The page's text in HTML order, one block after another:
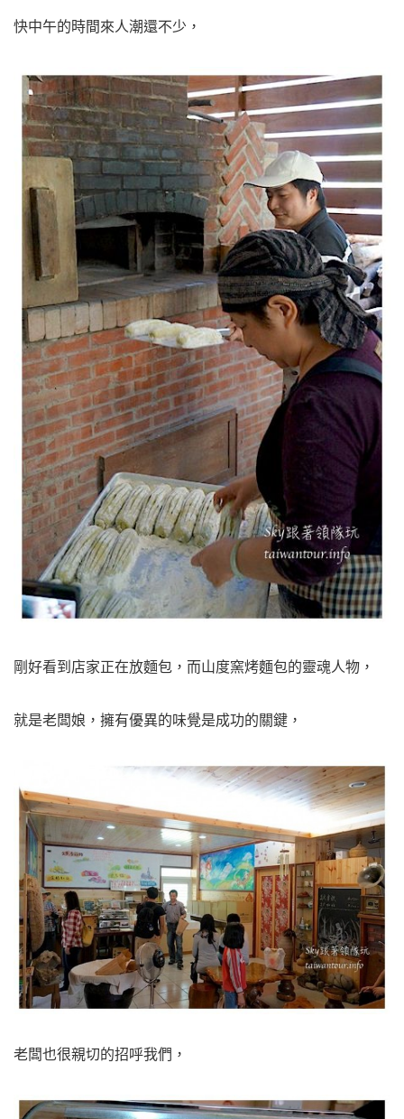
快中午的時間來人潮還不少，
剛好看到店家正在放麵包，而山度窯烤麵包的靈魂人物，
就是老闆娘，擁有優異的味覺是成功的關鍵，
老闆也很親切的招呼我們，